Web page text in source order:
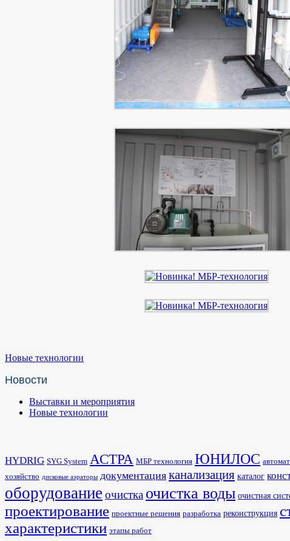
Новые технологии
Новости
Выставки и мероприятия
Новые технологии
HYDRIG SYG System АСТРА МБР технология ЮНИЛОС
хозяйство дисковые аэраторы документация канализация каталог
оборудование очистка очистка воды очистная
проектирование проектные решения разработка реконструкция
характеристики этапы работ